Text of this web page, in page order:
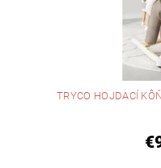
TRYCO HOJDACÍ